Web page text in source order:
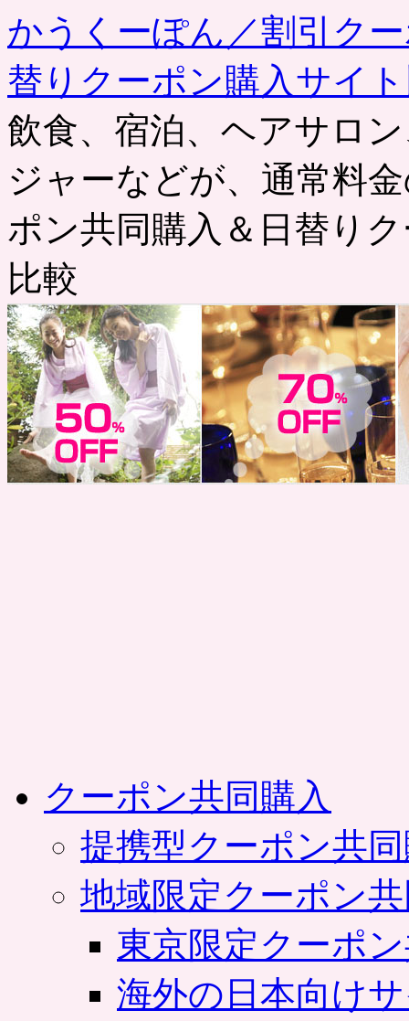
かうくーぽん／割引ク
替りクーポン購入サイ
飲食、宿泊、ヘアサロ
ジャーなどが、通常料
ポン共同購入＆日替り
比較
クーポン共同購入
提携型クーポン共
地域限定クーポン
東京限定クーポ
海外の日本向け